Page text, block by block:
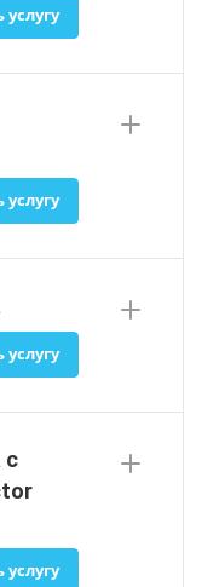
услугу
услугу
услугу
с
услугу